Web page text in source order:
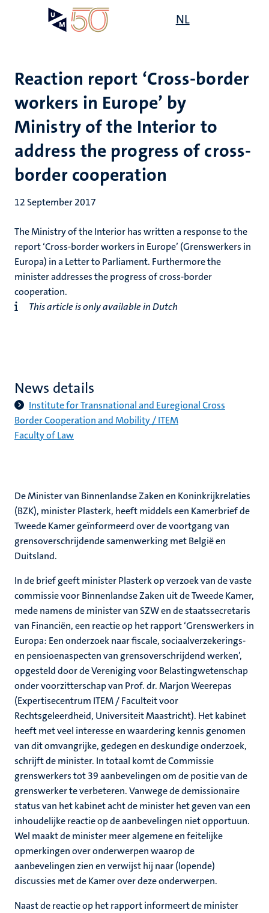
NL
Reaction report ‘Cross-border
workers in Europe’ by
Ministry of the Interior to
address the progress of cross-
border cooperation
12 September 2017
The Ministry of the Interior has written a response to the
report ‘Cross-border workers in Europe’ (Grenswerkers in
Europa) in a Letter to Parliament. Furthermore the
minister addresses the progress of cross-border
cooperation.
This article is only available in Dutch
News details
Institute for Transnational and Euregional Cross
Border Cooperation and Mobility / ITEM
Faculty of Law
De Minister van Binnenlandse Zaken en Koninkrijkrelaties
(BZK), minister Plasterk, heeft middels een Kamerbrief de
Tweede Kamer geïnformeerd over de voortgang van
grensoverschrijdende samenwerking met België en
Duitsland.
In de brief geeft minister Plasterk op verzoek van de vaste
commissie voor Binnenlandse Zaken uit de Tweede Kamer,
mede namens de minister van SZW en de staatssecretaris
van Financiën, een reactie op het rapport ‘Grenswerkers in
Europa: Een onderzoek naar fiscale, sociaalverzekerings-
en pensioenaspecten van grensoverschrijdend werken’,
opgesteld door de Vereniging voor Belastingwetenschap
onder voorzitterschap van Prof. dr. Marjon Weerepas
(Expertisecentrum ITEM / Faculteit voor
Rechtsgeleerdheid, Universiteit Maastricht). Het kabinet
heeft met veel interesse en waardering kennis genomen
van dit omvangrijke, gedegen en deskundige onderzoek,
schrijft de minister. In totaal komt de Commissie
grenswerkers tot 39 aanbevelingen om de positie van de
grenswerker te verbeteren. Vanwege de demissionaire
status van het kabinet acht de minister het geven van een
inhoudelijke reactie op de aanbevelingen niet opportuun.
Wel maakt de minister meer algemene en feitelijke
opmerkingen over onderwerpen waarop de
aanbevelingen zien en verwijst hij naar (lopende)
discussies met de Kamer over deze onderwerpen.
Naast de reactie op het rapport informeert de minister